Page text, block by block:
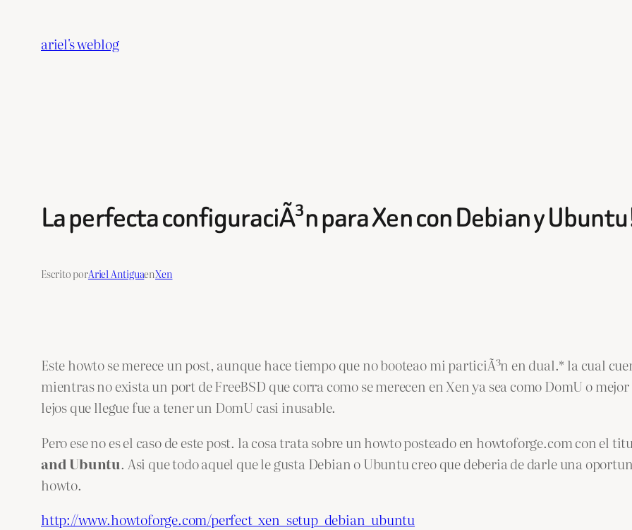
contenido
ariel's weblog
La perfecta configuraciÃ³n para Xen con Debian y
Escrito porAriel AntiguaenXen
Este howto se merece un post, aunque hace tiempo que no booteao mi particiÃ³n en dual.* la cual
mientras no exista un port de FreeBSD que corra como se merecen en Xen ya sea como DomU o
lejos que llegue fue a tener un DomU casi inusable.
Pero ese no es el caso de este post. la cosa trata sobre un howto posteado en howtoforge.com con el
and Ubuntu. Asi que todo aquel que le gusta Debian o Ubuntu creo que deberia de darle una
howto.
http://www.howtoforge.com/perfect_xen_setup_debian_ubuntu